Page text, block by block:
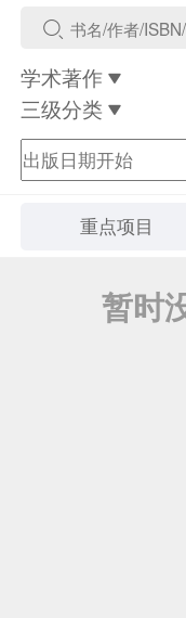
学术著作
三级分类
重点项目
暂时